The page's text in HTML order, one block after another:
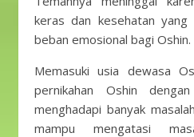
keras dan kesehatan yang
beban emosional bagi Oshin.
Memasuki usia dewasa
pernikahan Oshin
menghadapi banyak
mampu mengatasi